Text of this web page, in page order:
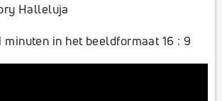
Halleluja
minuten in het beeldformaat 16 : 9